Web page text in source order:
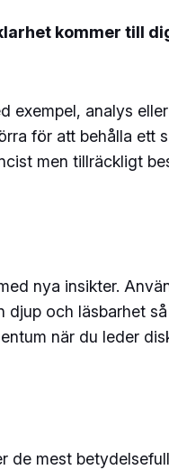
kommer till
exempel, analys
för att behålla ett
men tillräckligt
nya insikter.
och läsbarhet
när du leder
mest